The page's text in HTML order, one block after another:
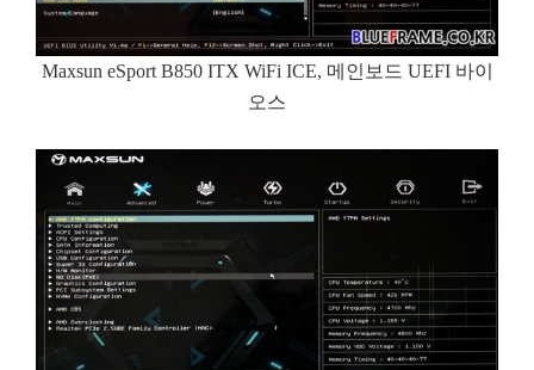
Maxsun eSport B850 ITX WiFi ICE, 메인보드 UEFI 바이
오스